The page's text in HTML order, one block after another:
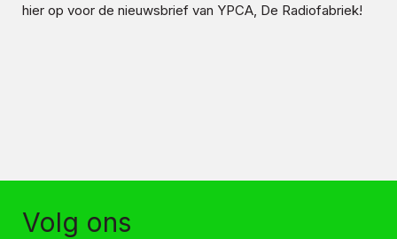
hier op voor de nieuwsbrief van YPCA, De Radiofabriek!
Volg ons